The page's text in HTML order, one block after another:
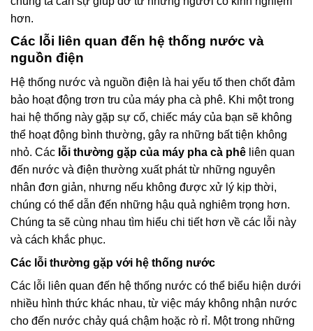
hơn.
Các lỗi liên quan đến hệ thống nước và
nguồn điện
Hệ thống nước và nguồn điện là hai yếu tố then chốt đảm
bảo hoạt động trơn tru của máy pha cà phê. Khi một trong
hai hệ thống này gặp sự cố, chiếc máy của bạn sẽ không
thể hoạt động bình thường, gây ra những bất tiện không
nhỏ. Các lỗi thường gặp của máy pha cà phê liên quan
đến nước và điện thường xuất phát từ những nguyên
nhân đơn giản, nhưng nếu không được xử lý kịp thời,
chúng có thể dẫn đến những hậu quả nghiêm trọng hơn.
Chúng ta sẽ cùng nhau tìm hiểu chi tiết hơn về các lỗi này
và cách khắc phục.
Các lỗi thường gặp với hệ thống nước
Các lỗi liên quan đến hệ thống nước có thể biểu hiện dưới
nhiều hình thức khác nhau, từ việc máy không nhận nước
cho đến nước chảy quá chậm hoặc rò rỉ. Một trong những